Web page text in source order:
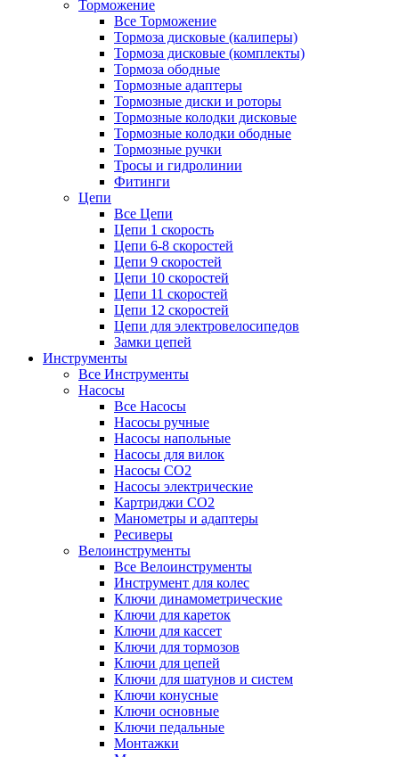
Торможение
Все Торможение
Тормоза дисковые (калиперы)
Тормоза дисковые (комплекты)
Тормоза ободные
Тормозные адаптеры
Тормозные диски и роторы
Тормозные колодки дисковые
Тормозные колодки ободные
Тормозные ручки
Тросы и гидролинии
Фитинги
Цепи
Все Цепи
Цепи 1 скорость
Цепи 6-8 скоростей
Цепи 9 скоростей
Цепи 10 скоростей
Цепи 11 скоростей
Цепи 12 скоростей
Цепи для электровелосипедов
Замки цепей
Инструменты
Все Инструменты
Насосы
Все Насосы
Насосы ручные
Насосы напольные
Насосы для вилок
Насосы CO2
Насосы электрические
Картриджи CO2
Манометры и адаптеры
Ресиверы
Велоинструменты
Все Велоинструменты
Инструмент для колес
Ключи динамометрические
Ключи для кареток
Ключи для кассет
Ключи для тормозов
Ключи для цепей
Ключи для шатунов и систем
Ключи конусные
Ключи основные
Ключи педальные
Монтажки